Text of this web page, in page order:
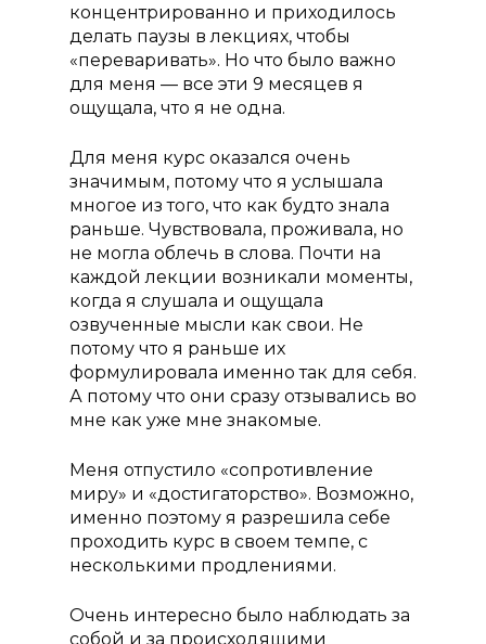
концентрированно и приходилось
делать паузы в лекциях, чтобы
«переваривать». Но что было важно
для меня — все эти 9 месяцев я
ощущала, что я не одна.
Для меня курс оказался очень
значимым, потому что я услышала
многое из того, что как будто знала
раньше. Чувствовала, проживала, но
не могла облечь в слова. Почти на
каждой лекции возникали моменты,
когда я слушала и ощущала
озвученные мысли как свои. Не
потому что я раньше их
формулировала именно так для себя.
А потому что они сразу отзывались во
мне как уже мне знакомые.
Меня отпустило «сопротивление
миру» и «достигаторство». Возможно,
именно поэтому я разрешила себе
проходить курс в своем темпе, с
несколькими продлениями.
Очень интересно было наблюдать за
собой и за происходящими
О проекте
Курсы
Курс «Консультант
Курс «Помощь и
в родах (Доула)»
Курс «Консультант
прикорму»
Курс «Инструктор по
подготовке к родам»
Преподаватели
Отзывы
Акции
Статьи
Контакты